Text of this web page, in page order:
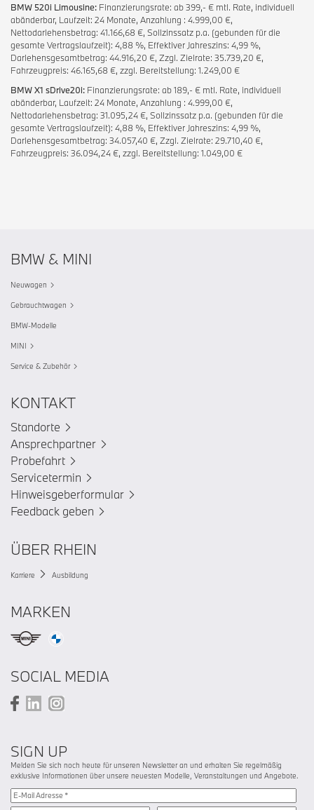
BMW 520i Limousine: Finanzierungsrate: ab 399,- € mtl. Rate, individuell
abänderbar, Laufzeit: 24 Monate, Anzahlung : 4.999,00 €,
Nettodarlehensbetrag: 41.166,68 €, Sollzinssatz p.a. (gebunden für die
gesamte Vertragslaufzeit): 4,88 %, Effektiver Jahreszins: 4,99 %,
Darlehensgesamtbetrag: 44.916,20 €, Zzgl. Zielrate: 35.739,20 €,
Fahrzeugpreis: 46.165,68 €, zzgl. Bereitstellung: 1.249,00 €
BMW X1 sDrive20i: Finanzierungsrate: ab 189,- € mtl. Rate, individuell
abänderbar, Laufzeit: 24 Monate, Anzahlung : 4.999,00 €,
Nettodarlehensbetrag: 31.095,24 €, Sollzinssatz p.a. (gebunden für die
gesamte Vertragslaufzeit): 4,88 %, Effektiver Jahreszins: 4,99 %,
Darlehensgesamtbetrag: 34.057,40 €, Zzgl. Zielrate: 29.710,40 €,
Fahrzeugpreis: 36.094,24 €, zzgl. Bereitstellung: 1.049,00 €
BMW & MINI
Neuwagen
Gebrauchtwagen
BMW-Modelle
MINI
Service & Zubehör
KONTAKT
Standorte
Ansprechpartner
Probefahrt
Servicetermin
Hinweisgeberformular
Feedback geben
ÜBER RHEIN
Karriere Ausbildung
MARKEN
SOCIAL MEDIA
SIGN UP
Melden Sie sich noch heute für unseren Newsletter an und erhalten Sie regelmäßig
exklusive Informationen über unsere neuesten Modelle, Veranstaltungen und Angebote.